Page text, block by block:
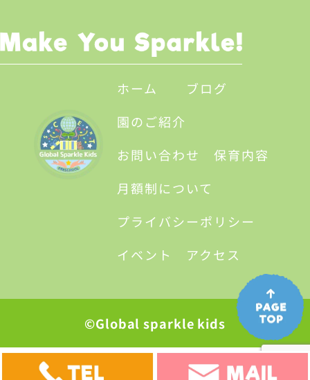
ホーム
ブログ
園のご紹介
お問い合わせ
保育内容
月額制について
プライバシーポリシー
イベント
アクセス
©Global sparkle kids